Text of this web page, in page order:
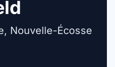
Nouvelle-Écosse